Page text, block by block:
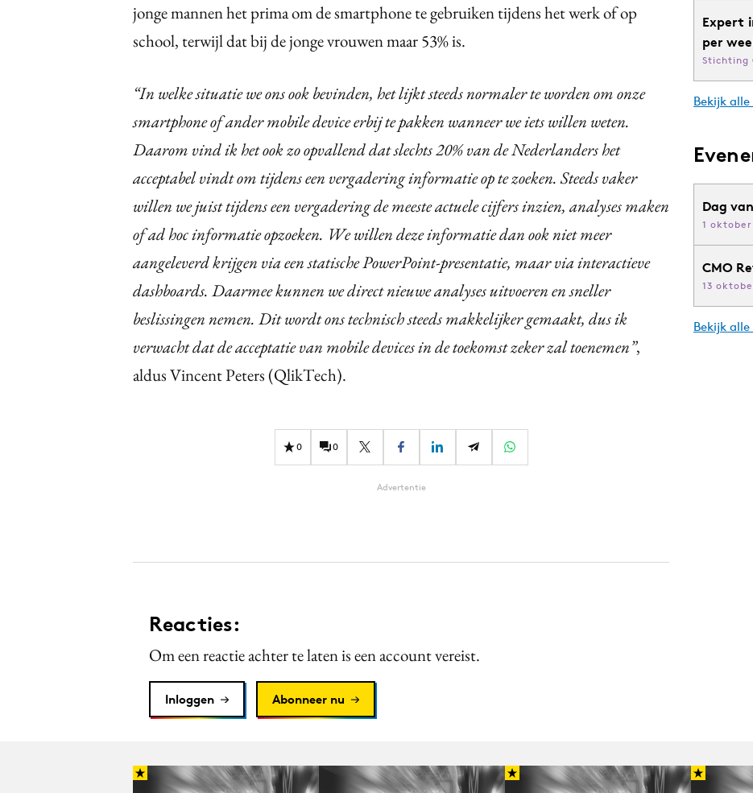
jonge mannen het prima om de smartphone te gebruiken tijdens het werk of op
school, terwijl dat bij de jonge vrouwen maar 53% is.
“In welke situatie we ons ook bevinden, het lijkt steeds normaler te worden om onze
smartphone of ander mobile device erbij te pakken wanneer we iets willen weten.
Daarom vind ik het ook zo opvallend dat slechts 20% van de Nederlanders het
acceptabel vindt om tijdens een vergadering informatie op te zoeken. Steeds vaker
willen we juist tijdens een vergadering de meeste actuele cijfers inzien, analyses maken
of ad hoc informatie opzoeken. We willen deze informatie dan ook niet meer
aangeleverd krijgen via een statische PowerPoint-presentatie, maar via interactieve
dashboards. Daarmee kunnen we direct nieuwe analyses uitvoeren en sneller
beslissingen nemen. Dit wordt ons technisch steeds makkelijker gemaakt, dus ik
verwacht dat de acceptatie van mobile devices in de toekomst zeker zal toenemen”,
aldus Vincent Peters (QlikTech).
0 0
Advertentie
Reacties:
Om een reactie achter te laten is een account vereist.
Inloggen Abonneer nu
Expert
per
Stichting
Bekijk
Dag
1
CMO
13
Bekijk